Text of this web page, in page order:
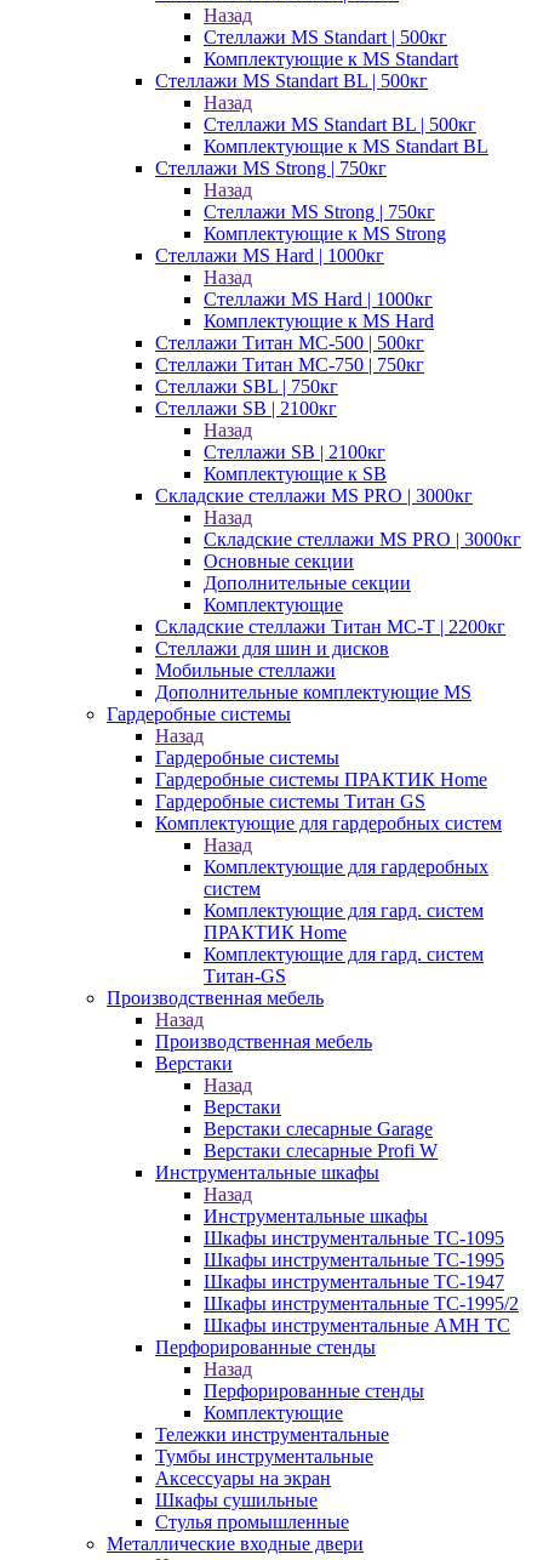
Назад
Стеллажи MS Standart | 500кг
Комплектующие к MS Standart
Стеллажи MS Standart BL | 500кг
Назад
Стеллажи MS Standart BL | 500кг
Комплектующие к MS Standart BL
Стеллажи MS Strong | 750кг
Назад
Стеллажи MS Strong | 750кг
Комплектующие к MS Strong
Стеллажи MS Hard | 1000кг
Назад
Стеллажи MS Hard | 1000кг
Комплектующие к MS Hard
Стеллажи Титан МС-500 | 500кг
Стеллажи Титан МС-750 | 750кг
Стеллажи SBL | 750кг
Стеллажи SB | 2100кг
Назад
Стеллажи SB | 2100кг
Комплектующие к SB
Складские стеллажи MS PRO | 3000кг
Назад
Складские стеллажи MS PRO | 3000кг
Основные секции
Дополнительные секции
Комплектующие
Складские стеллажи Титан МС-Т | 2200кг
Стеллажи для шин и дисков
Мобильные стеллажи
Дополнительные комплектующие MS
Гардеробные системы
Назад
Гардеробные системы
Гардеробные системы ПРАКТИК Home
Гардеробные системы Титан GS
Комплектующие для гардеробных систем
Назад
Комплектующие для гардеробных
систем
Комплектующие для гард. систем
ПРАКТИК Home
Комплектующие для гард. систем
Титан-GS
Производственная мебель
Назад
Производственная мебель
Верстаки
Назад
Верстаки
Верстаки слесарные Garage
Верстаки слесарные Profi W
Инструментальные шкафы
Назад
Инструментальные шкафы
Шкафы инструментальные TC-1095
Шкафы инструментальные TC-1995
Шкафы инструментальные TC-1947
Шкафы инструментальные TC-1995/2
Шкафы инструментальные AMH TC
Перфорированные стенды
Назад
Перфорированные стенды
Комплектующие
Тележки инструментальные
Тумбы инструментальные
Аксессуары на экран
Шкафы сушильные
Стулья промышленные
Металлические входные двери